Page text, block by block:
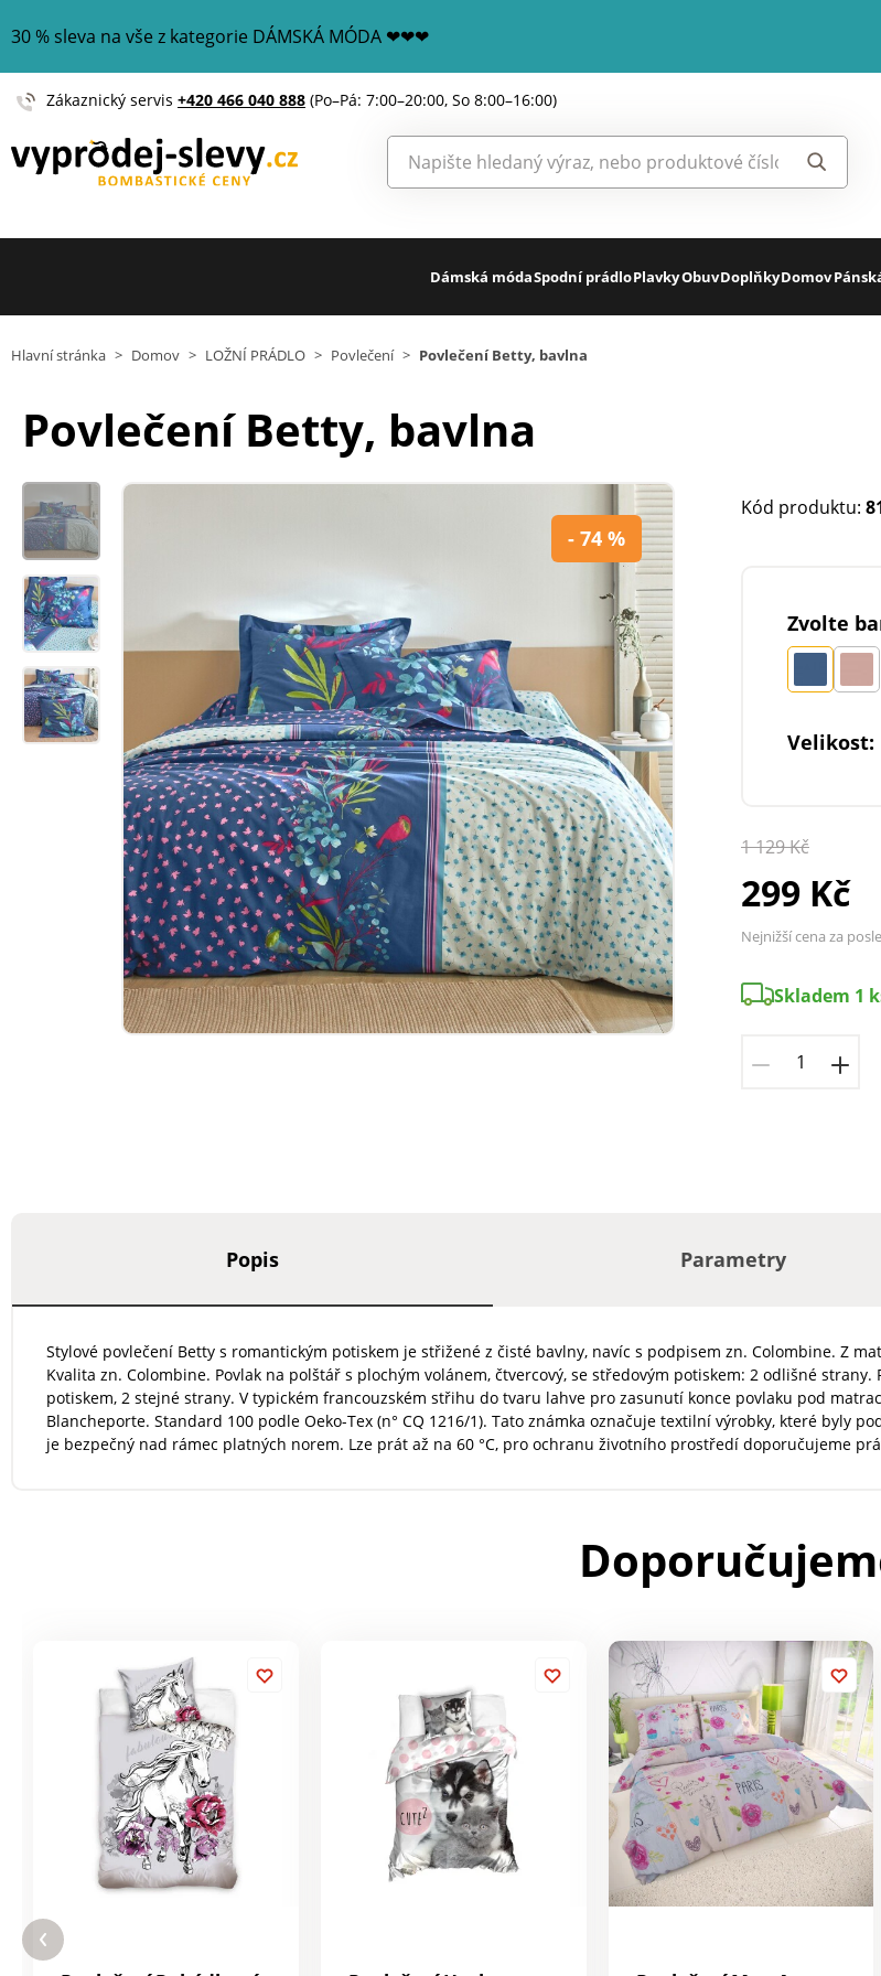
30 % sleva na vše z kategorie DÁMSKÁ MÓDA ❤❤❤
Zákaznický servis +420 466 040 888 (Po–Pá: 7:00–20:00, So 8:00–16:00)
Dámská módaSpodní prádloPlavkyObuvDoplňkyDomov
Hlavní stránka > Domov > LOŽNÍ PRÁDLO > Povlečení > Povlečení Betty, bavlna
Povlečení Betty, bavlna
- 74 %
Kód produktu:
Zvolte
Velikost:
1 129 Kč
299 Kč
Nejnižší cena za
Skladem 1
Popis Parametry
Stylové povlečení Betty s romantickým potiskem je střižené z čisté bavlny, navíc s podpisem zn. Colombine. Z
Kvalita zn. Colombine. Povlak na polštář s plochým volánem, čtvercový, se středovým potiskem: 2 odlišné
potiskem, 2 stejné strany. V typickém francouzském střihu do tvaru lahve pro zasunutí konce povlaku pod
Blancheporte. Standard 100 podle Oeko-Tex (n° CQ 1216/1). Tato známka označuje textilní výrobky, které byly
je bezpečný nad rámec platných norem. Lze prát až na 60 °C, pro ochranu životního prostředí doporučujeme